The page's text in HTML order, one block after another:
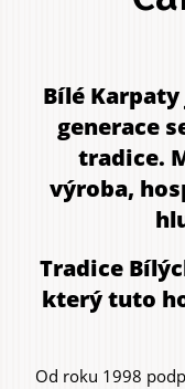
Primary
tabs
Bílé
generace
tradice.
výroba,
Tradice
který tuto
Od roku 1998